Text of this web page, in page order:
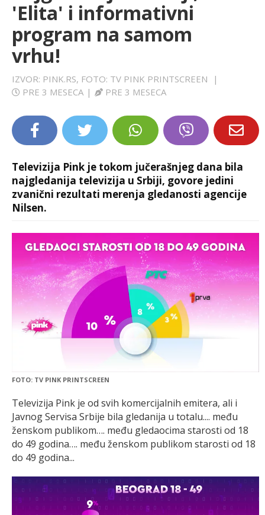
EXTRA
'Elita' i informativni
program na samom
vrhu!
IZVOR: PINK.RS, FOTO: TV PINK PRINTSCREEN
|
PRE 3 MESECA | PRE 3 MESECA
Televizija Pink je tokom jučerašnjeg dana bila
najgledanija televizija u Srbiji, govore jedini
zvanični rezultati merenja gledanosti agencije
Nilsen.
FOTO: TV PINK PRINTSCREEN
Televizija Pink je od svih komercijalnih emitera, ali i
Javnog Servisa Srbije bila gledanija u totalu.... među
ženskom publikom…. među gledaocima starosti od 18
do 49 godina…. među ženskom publikom starosti od 18
do 49 godina...